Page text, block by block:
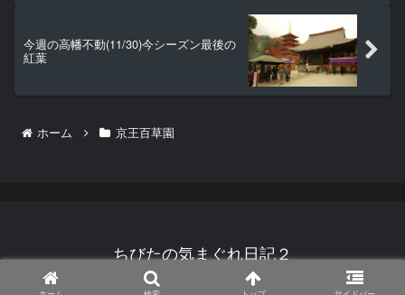
今週の高幡不動(11/30)今シーズン最後の
紅葉
ホーム 京王百草園
ちびたの気まぐれ日記２
© 2007 ちびたの気まぐれ日記２.